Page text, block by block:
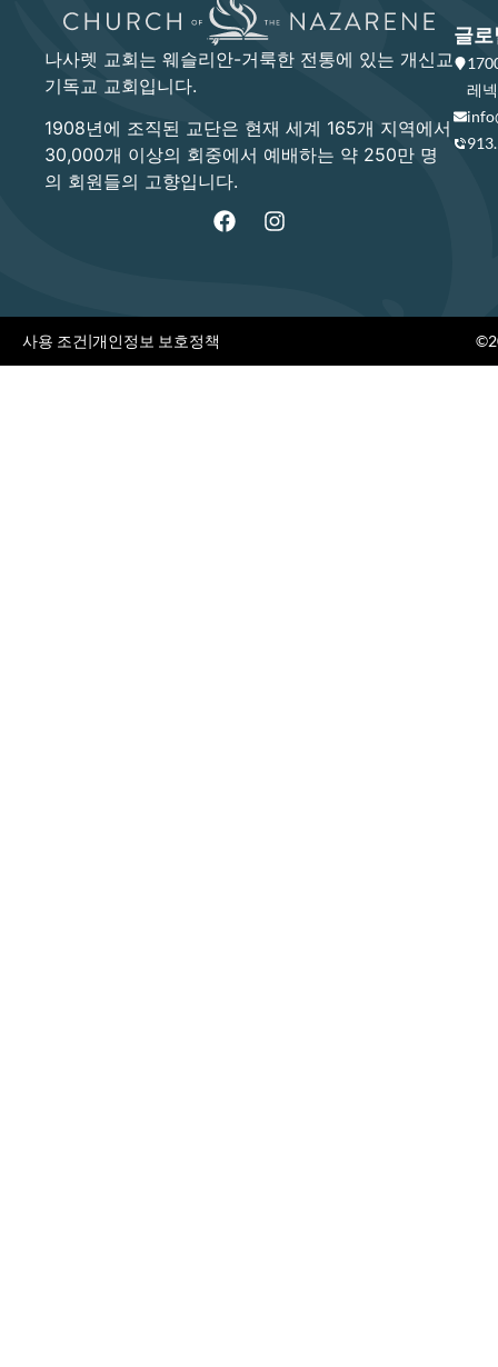
나사렛 교회는 웨슬리안-거룩한 전통에 있는 개신교
기독교 교회입니다.
1908년에 조직된 교단은 현재 세계 165개 지역에서
30,000개 이상의 회중에서 예배하는 약 250만 명
의 회원들의 고향입니다.
글로
레
사용 조건 개인정보 보호정책